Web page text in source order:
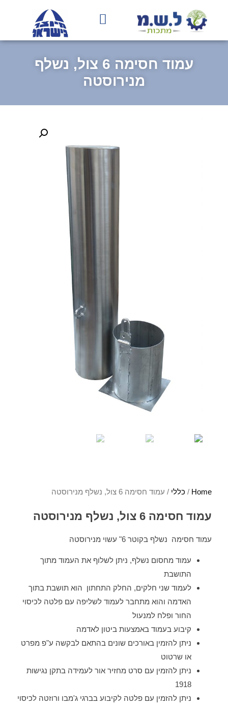
עמוד חסימה 6 צול, נשלף
מנירוסטה
Home
/ כללי / עמוד חסימה 6 צול, נשלף מנירוסטה
עמוד חסימה 6 צול, נשלף מנירוסטה
עמוד חסימה נשלף בקוטר 6" עשוי מנירוסטה
עמוד מחסום נשלף, ניתן לשלוף את העמוד מתוך
התושבת
לעמוד שני חלקים, החלק התחתון הוא תושבת בתוך
האדמה והוא מתחבר לעמוד לשליפה עם פלטה לכיסוי
החור ופלח למנעול
קיבוע בעמוד באמצעות ביטון לאדמה
ניתן להזמין באורכים שונים בהתאם לבקשה ע"פ מפרט
או שרטוט
ניתן להזמין עם סרט מחזיר אור לעמידה בתקן נגישות
1918
ניתן להזמין עם פלטה לקיבוע בברגי ג'מבו ורוזטה לכיסוי